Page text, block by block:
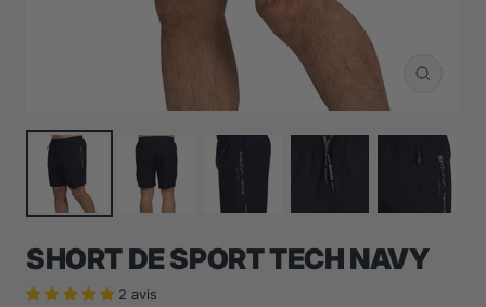
Zoom
SHORT DE SPORT TECH NAVY
2 avis